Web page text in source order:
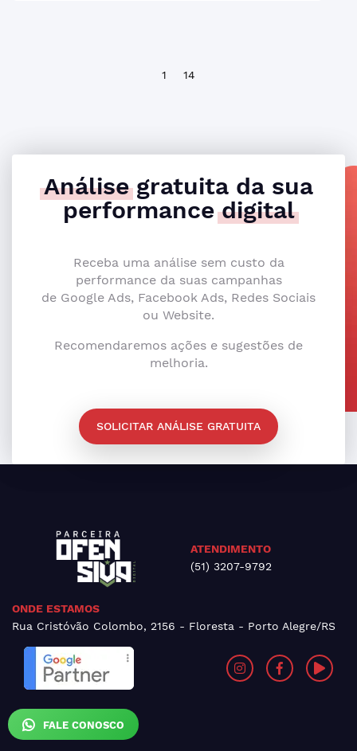
FALE CONOSCO
1 14
Análisegratuita da sua
performancedigital
Receba uma análise sem custo da
performance da suas campanhas
de Google Ads, Facebook Ads, Redes Sociais
ou Website.
Recomendaremos ações e sugestões de
melhoria.
SOLICITAR ANÁLISE GRATUITA
ATENDIMENTO
(51) 3207-9792
ONDE ESTAMOS
Rua Cristóvão Colombo, 2156 - Floresta - Porto Alegre/RS